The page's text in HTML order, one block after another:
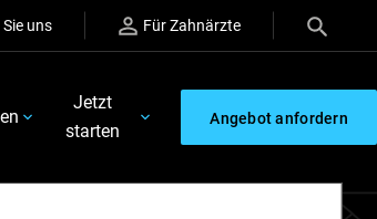
uns Für Zahnärzte
Jetzt
starten
Angebot anfordern